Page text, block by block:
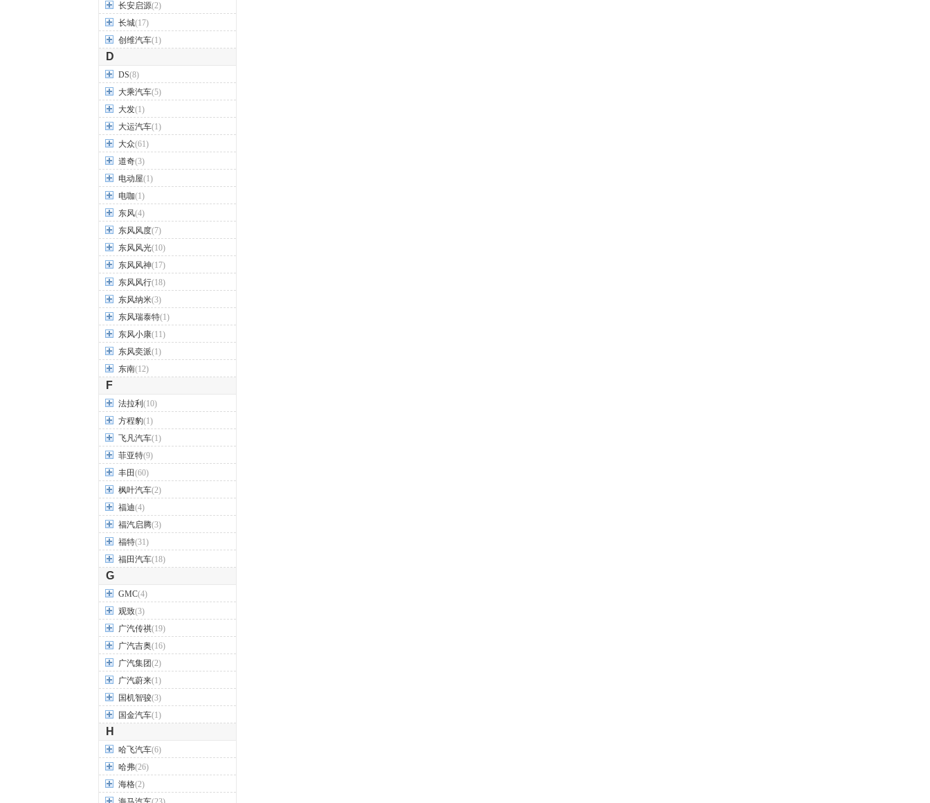
长安启源(2)
长城(17)
创维汽车(1)
D
DS(8)
大乘汽车(5)
大发(1)
大运汽车(1)
大众(61)
道奇(3)
电动屋(1)
电咖(1)
东风(4)
东风风度(7)
东风风光(10)
东风风神(17)
东风风行(18)
东风纳米(3)
东风瑞泰特(1)
东风小康(11)
东风奕派(1)
东南(12)
F
法拉利 (10)
方程豹(1)
飞凡汽车(1)
菲亚特(9)
丰田(60)
枫叶汽车(2)
福迪(4)
福汽启腾(3)
福特(31)
福田汽车(18)
G
GMC(4)
观致(3)
广汽传祺(19)
广汽吉奥(16)
广汽集团(2)
广汽蔚来(1)
国机智骏(3)
国金汽车(1)
H
哈飞汽车(6)
哈弗(26)
海格(2)